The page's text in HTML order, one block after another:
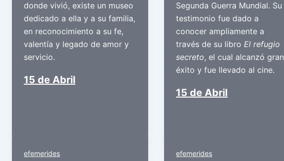
donde vivió, existe un museo
dedicado a ella y a su familia,
en reconocimiento a su fe,
valentía y legado de amor y
servicio.
15 de Abril
Segunda Guerra Mundial. Su
testimonio fue dado a
conocer ampliamente a
través de su libroEl refugio
secreto, el cual alcanzó gran
éxito y fue llevado al cine.
15 de Abril
efemerides efemerides